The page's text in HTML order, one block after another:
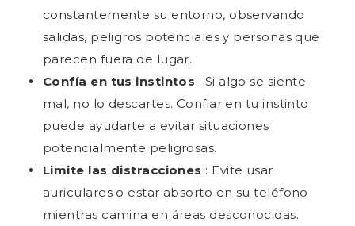
constantemente su entorno, observando
salidas, peligros potenciales y personas que
parecen fuera de lugar.
Confía en tus instintos : Si algo se siente
mal, no lo descartes. Confiar en tu instinto
puede ayudarte a evitar situaciones
potencialmente peligrosas.
Limite las distracciones : Evite usar
auriculares o estar absorto en su teléfono
mientras camina en áreas desconocidas.